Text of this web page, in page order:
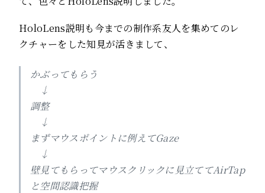
HoloLens説明も今までの制作系友人を集めてのレ
クチャーをした知見が活きまして、
かぶってもらう
↓
調整
↓
まずマウスポイントに例えてGaze
↓
壁見てもらってマウスクリックに見立ててAirTap
と空間認識把握